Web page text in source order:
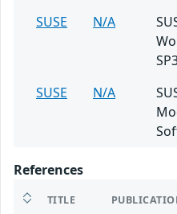
SUSE
N/A
SUSE
N/A
References
TITLE